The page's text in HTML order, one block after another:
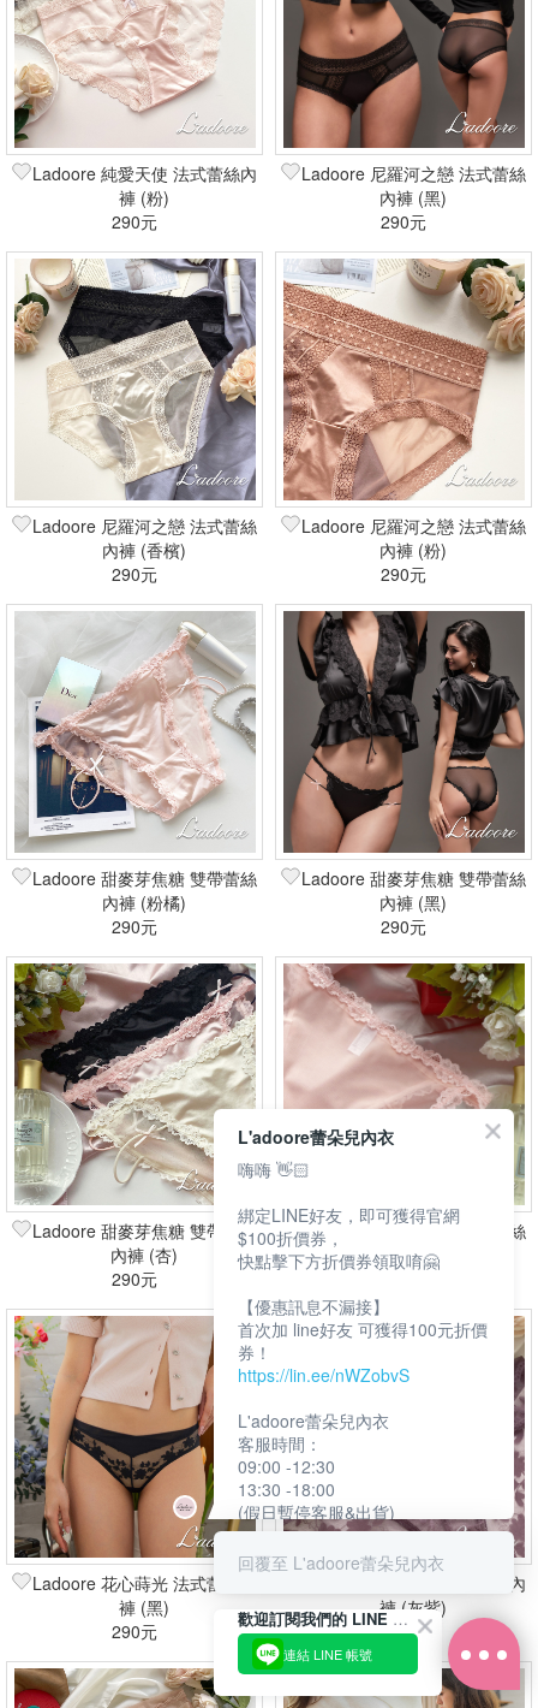
Ladoore 純愛天使 法式蕾絲內
褲 (粉)
290元
Ladoore 尼羅河之戀 法式蕾絲
內褲 (黑)
290元
Ladoore 尼羅河之戀 法式蕾絲
內褲 (香檳)
290元
Ladoore 尼羅河之戀 法式蕾絲
內褲 (粉)
290元
Ladoore 甜麥芽焦糖 雙帶蕾絲
內褲 (粉橘)
290元
Ladoore 甜麥芽焦糖 雙帶蕾絲
內褲 (黑)
290元
Ladoore 甜麥芽焦糖 雙帶蕾絲
內褲 (杏)
290元
Ladoore 甜麥芽焦糖 雙帶蕾絲
內褲 (粉)
Ladoore 花心蒔光 法式蕾絲內
褲 (黑)
290元
Ladoore 花心蒔光 法式蕾絲內
褲 (灰紫)
290元
L'adoore蕾朵兒內衣
嗨嗨 👋🏻
綁定LINE好友，即可獲得官網
$100折價券，
快點擊下方折價券領取唷🤗
【優惠訊息不漏接】
首次加 line好友 可獲得100元折價
券！
https://lin.ee/nWZobvS
L'adoore蕾朵兒內衣
客服時間：
09:00 -12:30
13:30 -18:00
(假日暫停客服&出貨)
回覆至 L'adoore蕾朵兒內衣
歡迎訂閱我們的 LINE 官方帳號
連結 LINE 帳號